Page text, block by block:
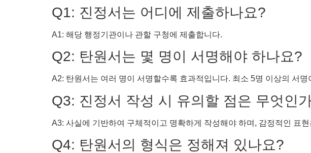
Q1: 진정서는 어디에 제출하나요?
A1: 해당 행정기관이나 관할 구청에 제출합니다.
Q2: 탄원서는 몇 명이 서명해야 하나요?
A2: 탄원서는 여러 명이 서명할수록 효과적입니다. 최소 5명 이상의 서명
Q3: 진정서 작성 시 유의할 점은 무엇인
A3: 사실에 기반하여 구체적이고 명확하게 작성해야 하며, 감정적인 표
Q4: 탄원서의 형식은 정해져 있나요?